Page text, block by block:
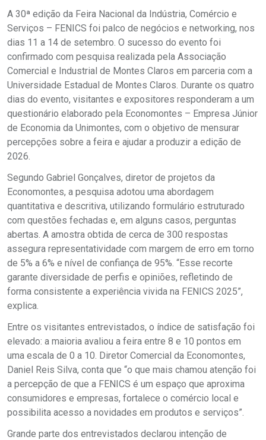
A 30ª edição da Feira Nacional da Indústria, Comércio e
Serviços – FENICS foi palco de negócios e networking, nos
dias 11 a 14 de setembro. O sucesso do evento foi
confirmado com pesquisa realizada pela Associação
Comercial e Industrial de Montes Claros em parceria com a
Universidade Estadual de Montes Claros. Durante os quatro
dias do evento, visitantes e expositores responderam a um
questionário elaborado pela Economontes – Empresa Júnior
de Economia da Unimontes, com o objetivo de mensurar
percepções sobre a feira e ajudar a produzir a edição de
2026.
Segundo Gabriel Gonçalves, diretor de projetos da
Economontes, a pesquisa adotou uma abordagem
quantitativa e descritiva, utilizando formulário estruturado
com questões fechadas e, em alguns casos, perguntas
abertas. A amostra obtida de cerca de 300 respostas
assegura representatividade com margem de erro em torno
de 5% a 6% e nível de confiança de 95%. “Esse recorte
garante diversidade de perfis e opiniões, refletindo de
forma consistente a experiência vivida na FENICS 2025”,
explica.
Entre os visitantes entrevistados, o índice de satisfação foi
elevado: a maioria avaliou a feira entre 8 e 10 pontos em
uma escala de 0 a 10. Diretor Comercial da Economontes,
Daniel Reis Silva, conta que “o que mais chamou atenção foi
a percepção de que a FENICS é um espaço que aproxima
consumidores e empresas, fortalece o comércio local e
possibilita acesso a novidades em produtos e serviços”.
Grande parte dos entrevistados declarou intenção de